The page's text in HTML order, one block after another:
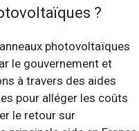
?
photovoltaïques
le gouvernement et
à travers des aides
pour alléger les coûts
le retour sur